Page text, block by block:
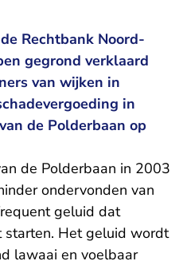
Rechtbank Noord-
gegrond verklaard
van wijken in
in
de Polderbaan op
de Polderbaan in 2003
ondervonden van
geluid dat
starten. Het geluid wordt
lawaai en voelbaar